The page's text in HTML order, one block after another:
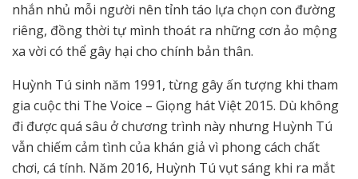
nhắn nhủ mỗi người nên tỉnh táo lựa chọn con đường
riêng, đồng thời tự mình thoát ra những cơn ảo mộng
xa vời có thể gây hại cho chính bản thân.
Huỳnh Tú sinh năm 1991, từng gây ấn tượng khi tham
gia cuộc thi The Voice – Giọng hát Việt 2015. Dù không
đi được quá sâu ở chương trình này nhưng Huỳnh Tú
vẫn chiếm cảm tình của khán giả vì phong cách chất
chơi, cá tính. Năm 2016, Huỳnh Tú vụt sáng khi ra mắt